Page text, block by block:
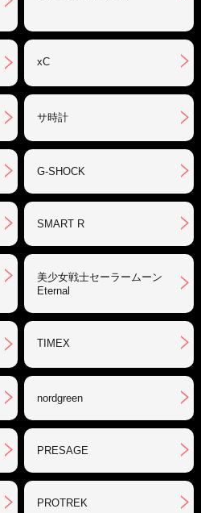
xC
サ時計
G-SHOCK
SMART R
美少女戦士セーラームーン
Eternal
TIMEX
nordgreen
PRESAGE
PROTREK